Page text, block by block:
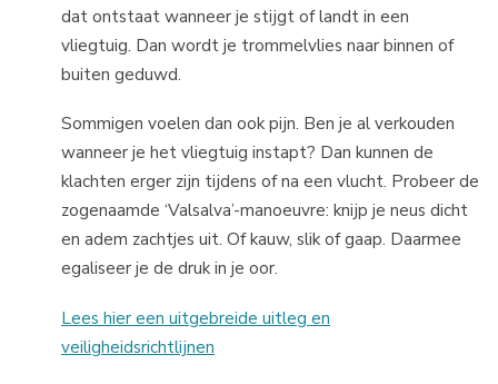
dat ontstaat wanneer je stijgt of landt in een
vliegtuig. Dan wordt je trommelvlies naar binnen of
buiten geduwd.
Sommigen voelen dan ook pijn. Ben je al verkouden
wanneer je het vliegtuig instapt? Dan kunnen de
klachten erger zijn tijdens of na een vlucht. Probeer de
zogenaamde ‘Valsalva’-manoeuvre: knijp je neus dicht
en adem zachtjes uit. Of kauw, slik of gaap. Daarmee
egaliseer je de druk in je oor.
Lees hier een uitgebreide uitleg en
veiligheidsrichtlijnen